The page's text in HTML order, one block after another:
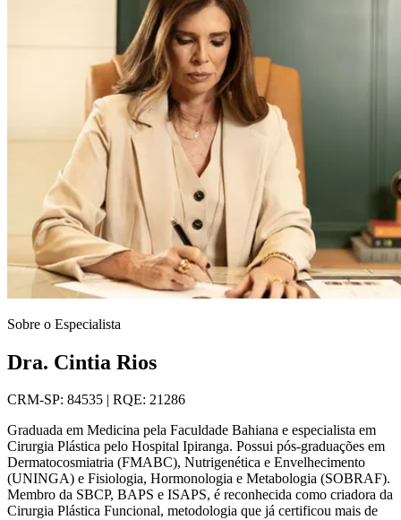
Sobre o Especialista
Dra. Cintia Rios
CRM-SP: 84535 | RQE: 21286
Graduada em Medicina pela Faculdade Bahiana e especialista em
Cirurgia Plástica pelo Hospital Ipiranga. Possui pós-graduações em
Dermatocosmiatria (FMABC), Nutrigenética e Envelhecimento
(UNINGA) e Fisiologia, Hormonologia e Metabologia (SOBRAF).
Membro da SBCP, BAPS e ISAPS, é reconhecida como criadora da
Cirurgia Plástica Funcional, metodologia que já certificou mais de